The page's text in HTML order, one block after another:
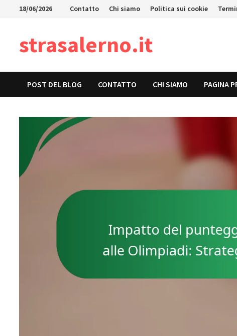
18/06/2026 Contatto Chi siamo Politica sui cookie
strasalerno.it
POST DEL BLOG CONTATTO CHI SIAMO PAGINA